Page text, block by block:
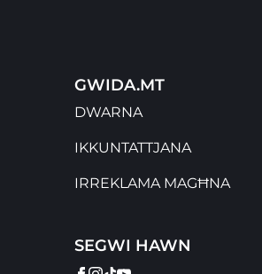
GWIDA.MT
DWARNA
IKKUNTATTJANA
IRREKLAMA MAGĦNA
SEGWI HAWN